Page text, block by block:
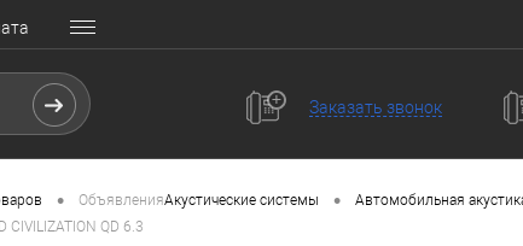
Заказать звонок
• ОбъявленияАкустические системы • Автомобильная
CIVILIZATION QD 6.3